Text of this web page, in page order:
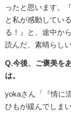
ったと思います。
と私が感動してい
る！』と、途中か
読んだ、素晴らし
Q.今後、ご褒美を
は。
yokaさん「『情に
ひもが緩んでしま